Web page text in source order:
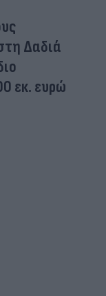
Δαδιά
εκ. ευρώ